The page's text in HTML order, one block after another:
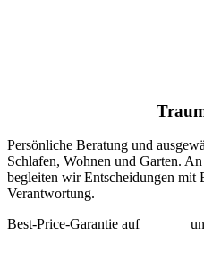
Persönliche Beratung und
Schlafen, Wohnen und Garten.
begleiten wir Entscheidungen mit
Verantwortung.
Best-Price-Garantie auf